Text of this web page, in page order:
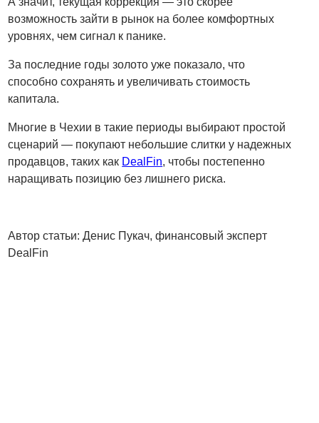
возможность зайти в рынок на более комфортных
уровнях, чем сигнал к панике.
За последние годы золото уже показало, что
способно сохранять и увеличивать стоимость
капитала.
Многие в Чехии в такие периоды выбирают простой
сценарий — покупают небольшие слитки у надежных
продавцов, таких как DealFin, чтобы постепенно
наращивать позицию без лишнего риска.
Автор статьи: Денис Пукач, финансовый эксперт
DealFin